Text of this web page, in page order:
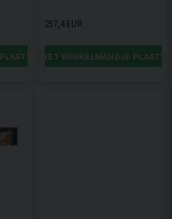
257,4 EUR
IN HET WINKELMANDJE